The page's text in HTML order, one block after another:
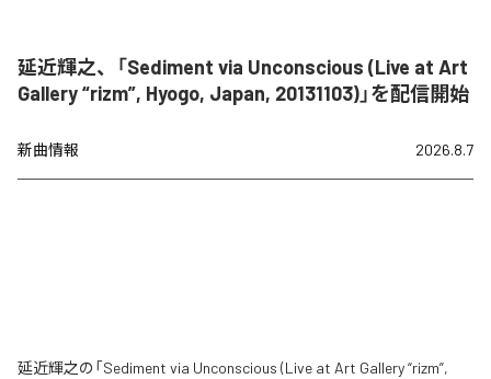
延近輝之、「Sediment via Unconscious (Live at Art
Gallery “rizm”, Hyogo, Japan, 20131103)」を配信開始
新曲情報 2026.8.7
延近輝之の「Sediment via Unconscious (Live at Art Gallery “rizm”,